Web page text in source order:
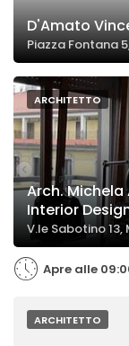
D'Amato
Piazza Fontana
ARCHITETTO
Arch.
Interior
V.le Sabotino 13,
Apre alle
ARCHITETTO